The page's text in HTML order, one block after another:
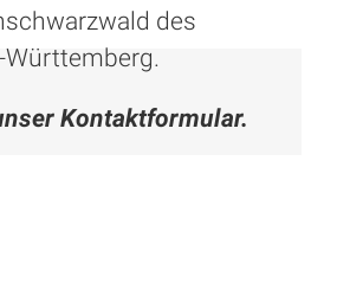
des
Württemberg.
Kontaktformular.